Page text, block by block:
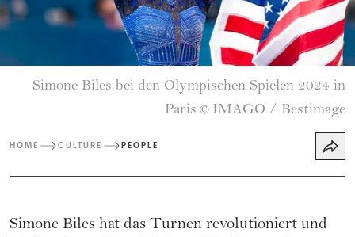
Simone Biles bei den Olympischen Spielen 2024 in
Paris © IMAGO / Bestimage
HOME CULTURE PEOPLE
Simone Biles hat das Turnen revolutioniert und